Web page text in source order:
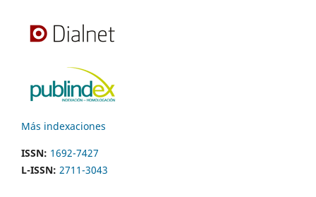
Más indexaciones
ISSN: 1692-7427
L-ISSN: 2711-3043